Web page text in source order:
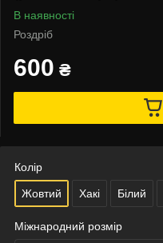
В наявності
Роздріб
600 ₴
Колір
Жовтий Хакі Білий
Міжнародний розмір